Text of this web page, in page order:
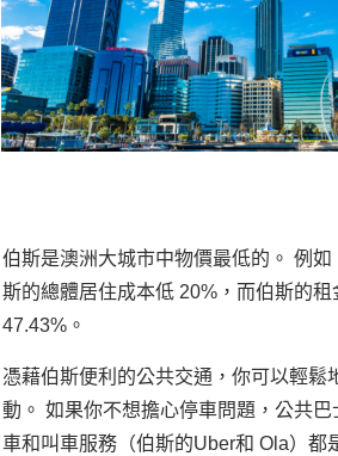
伯斯是澳洲大城市中物價最低的。 例
斯的總體居住成本低 20%，而伯斯的
47.43%。
憑藉伯斯便利的公共交通，你可以輕鬆
動。 如果你不想擔心停車問題，公共
車和叫車服務（伯斯的Uber和 Ola）都